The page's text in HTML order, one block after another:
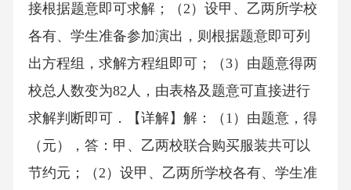
接根据题意即可求解；（2）设甲、乙两所学校
各有、学生准备参加演出，则根据题意即可列
出方程组，求解方程组即可；（3）由题意得两
校总人数变为82人，由表格及题意可直接进行
求解判断即可．【详解】解：（1）由题意，得
（元），答：甲、乙两校联合购买服装共可以
节约元；（2）设甲、乙两所学校各有、学生准